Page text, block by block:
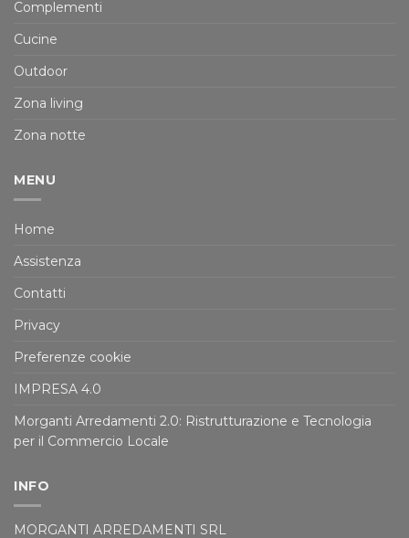
Complementi
Cucine
Outdoor
Zona living
Zona notte
MENU
Home
Assistenza
Contatti
Privacy
Preferenze cookie
IMPRESA 4.0
Morganti Arredamenti 2.0: Ristrutturazione e Tecnologia
per il Commercio Locale
INFO
MORGANTI ARREDAMENTI SRL